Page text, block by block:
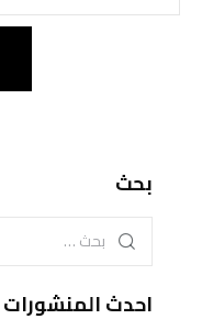
بحث
احدث المنشورات